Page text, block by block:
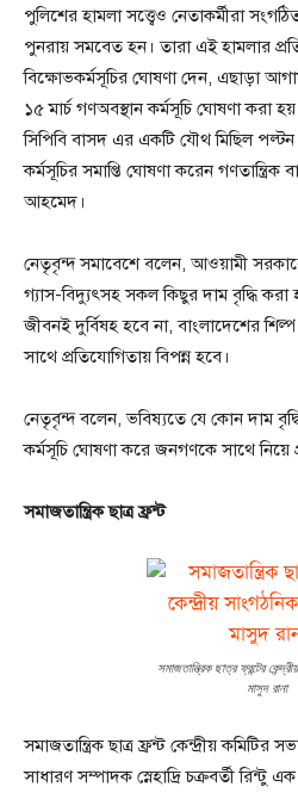
পুলিশের হামলা সত্ত্বেও নেতাকর্মীরা
পুনরায় সমবেত হন। তারা এই হামলার
বিক্ষোভকর্মসূচির ঘোষণা দেন, এছাড়া
১৫ মার্চ গণঅবস্থান কর্মসূচি ঘোষণা করা
সিপিবি বাসদ এর একটি যৌথ মিছিল
কর্মসূচির সমাপ্তি ঘোষণা করেন
আহমেদ।
নেতৃবৃন্দ সমাবেশে বলেন, আওয়ামী
গ্যাস-বিদ্যুৎসহ সকল কিছুর দাম বৃদ্ধি করা
জীবনই দুর্বিষহ হবে না, বাংলাদেশের
সাথে প্রতিযোগিতায় বিপন্ন হবে।
নেতৃবৃন্দ বলেন, ভবিষ্যতে যে কোন দাম
কর্মসূচি ঘোষণা করে জনগণকে সাথে নিয়ে
সমাজতান্ত্রিক ছাত্র ফ্রন্ট
সমাজতান্ত্রিক ছাত্র ফ্রন্টের
মাসুদ রানা
সমাজতান্ত্রিক ছাত্র ফ্রন্ট কেন্দ্রীয় কমিটির
সাধারণ সম্পাদক স্নেহাদ্রি চক্রবর্তী রিন্টু